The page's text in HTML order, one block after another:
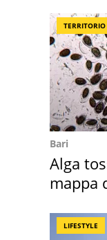
TERRITORIO
Bari
Alga
mappa
LIFESTYLE